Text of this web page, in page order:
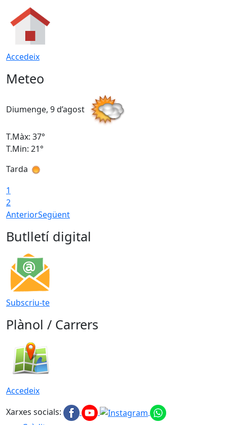
Accedeix
Meteo
Diumenge, 9 d’agost
T.Màx: 37°
T.Min: 21°
Tarda
1
2
AnteriorSegüent
Butlletí digital
Subscriu-te
Plànol / Carrers
Accedeix
Xarxes socials: